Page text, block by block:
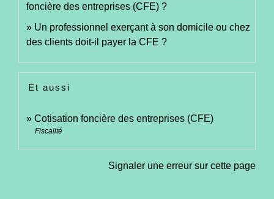
foncière des entreprises (CFE) ?
Un professionnel exerçant à son domicile ou chez
des clients doit-il payer la CFE ?
Et aussi
Cotisation foncière des entreprises (CFE)
Fiscalité
Signaler une erreur sur cette page